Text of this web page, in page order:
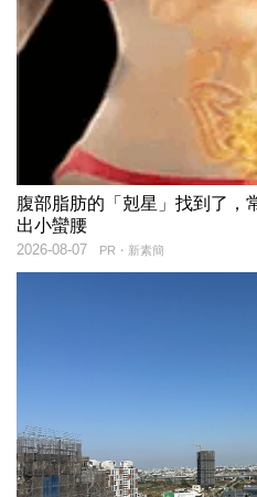
腹部脂肪的「剋星」找到了，
出小蠻腰
PR・新素簡
2026-08-07